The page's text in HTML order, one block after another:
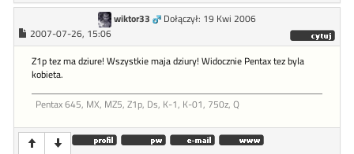
wiktor33
Dołączył: 19 Kwi 2006
2007-07-26, 15:06
Z1p tez ma dziure! Wszystkie maja dziury! Widocznie Pentax tez byla
kobieta.
Pentax 645, MX, MZ5, Z1p, Ds, K-1, K-01, 750z, Q